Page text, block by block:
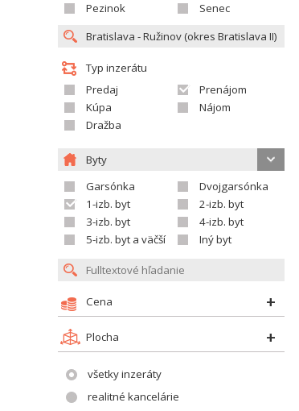
Pezinok
Senec
Typ inzerátu
Predaj
Prenájom
Kúpa
Nájom
Dražba
Byty
Garsónka
Dvojgarsónka
1-izb. byt
2-izb. byt
3-izb. byt
4-izb. byt
5-izb. byt a väčší
Iný byt
Cena
Plocha
všetky inzeráty
realitné kancelárie